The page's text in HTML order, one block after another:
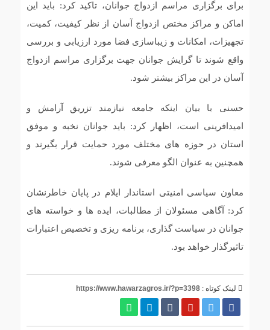
برای برگزاری مراسم ازدواج جوانان، تاکید کرد: باید این
اماکن و مراکز مختص ازدواج آسان از نظر کیفیت، کمیت،
تجهیزات، امکانات و زیباسازی فضا مورد ارزیابی و بررسی
واقع شوند تا گرایش جوانان جهت برگزاری مراسم ازدواج
آسان در این مراکز بیشتر شود.
حسنی با بیان اینکه جامعه نیازمند تزریق آرامش و
امیدافرینی است، اظهار کرد: باید جوانان نخبه و موفق
استان در حوزه های مختلف مورد حمایت قرار بگیرند و
همچنین به عنوان الگو معرفی شوند.
معاون سیاسی امنیتی استاندار ایلام در پایان خاطرنشان
کرد: آگاهی مسئولان از مطالبات، ایده ها و خواسته های
جوانان در سیاست گذاری، برنامه ریزی و تخصیص اعتبارات
تاثیرگذار خواهد بود.
لینک کوتاه : https://www.hawarzagros.ir/?p=3398